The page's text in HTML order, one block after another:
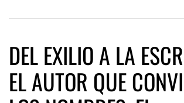
DEL EXILIO A LA
EL AUTOR QUE